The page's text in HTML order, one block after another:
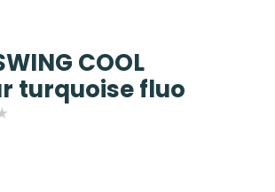
COOL
turquoise fluo